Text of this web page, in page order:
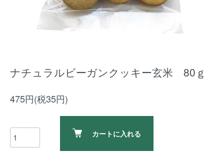
ナチュラルビーガンクッキー玄米 80ｇ
475円(税35円)
カートに入れる